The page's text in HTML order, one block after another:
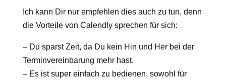
Ich kann Dir nur empfehlen dies auch zu tun, denn
die Vorteile von Calendly sprechen für sich:
– Du sparst Zeit, da Du kein Hin und Her bei der
Terminvereinbarung mehr hast.
– Es ist super einfach zu bedienen, sowohl für